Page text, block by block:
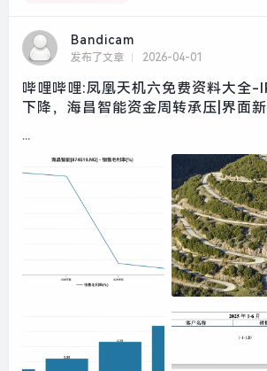
Bandicam
发布了文章 2026-04-01
哔哩哔哩:凤凰天机六免费资料大全-
下降，海昌智能资金周转承压|界面
...